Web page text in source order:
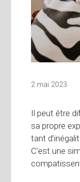
2 mai 2023
Il peut être
sa propre
tant
C’est une